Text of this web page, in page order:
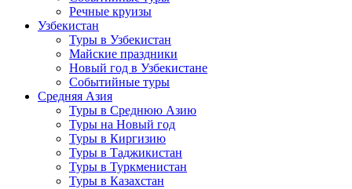
Речные круизы
Узбекистан
Туры в Узбекистан
Майские праздники
Новый год в Узбекистане
Событийные туры
Средняя Азия
Туры в Среднюю Азию
Туры на Новый год
Туры в Киргизию
Туры в Таджикистан
Туры в Туркменистан
Туры в Казахстан